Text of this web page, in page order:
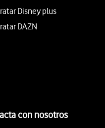
Disney plus
DAZN
con nosotros